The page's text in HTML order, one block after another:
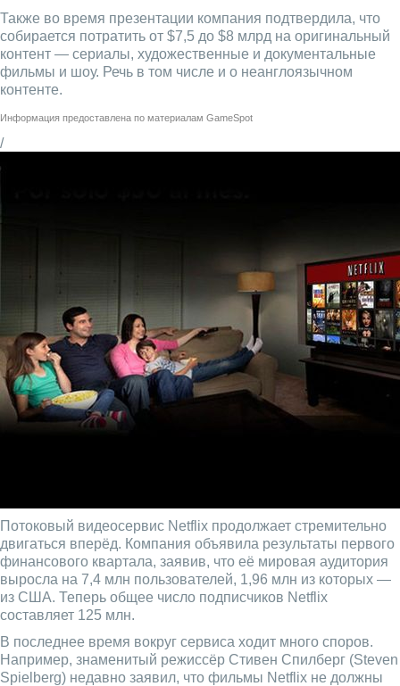
Также во время презентации компания подтвердила, что
собирается потратить от $7,5 до $8 млрд на оригинальный
контент — сериалы, художественные и документальные
фильмы и шоу. Речь в том числе и о неанглоязычном
контенте.
Информация предоставлена по материалам GameSpot
/
Потоковый видеосервис Netflix продолжает стремительно
двигаться вперёд. Компания объявила результаты первого
финансового квартала, заявив, что её мировая аудитория
выросла на 7,4 млн пользователей, 1,96 млн из которых —
из США. Теперь общее число подписчиков Netflix
составляет 125 млн.
В последнее время вокруг сервиса ходит много споров.
Например, знаменитый режиссёр Стивен Спилберг (Steven
Spielberg) недавно заявил, что фильмы Netflix не должны